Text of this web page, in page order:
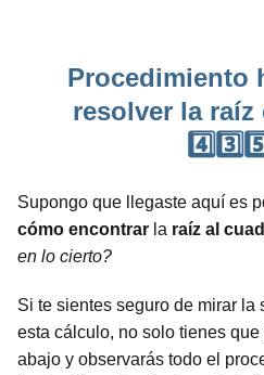
Procedimiento
resolver la raíz
Supongo que llegaste aquí es
cómo encontrar la raíz al
en lo cierto?
Si te sientes seguro de mirar la
esta cálculo, no solo tienes que
abajo y observarás todo el